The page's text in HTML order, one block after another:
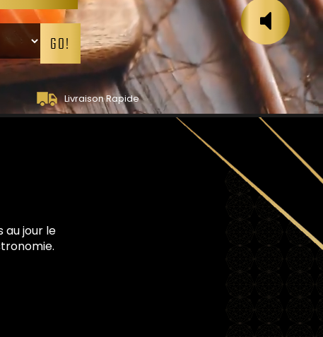
GO!
Livraison Rapide
au jour le